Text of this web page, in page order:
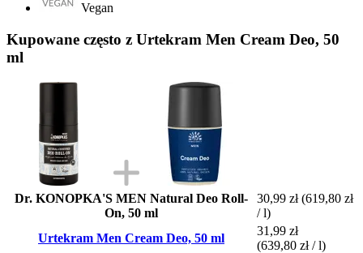
Vegan
Kupowane często z Urtekram Men Cream Deo, 50
ml
Dr. KONOPKA'S MEN Natural Deo Roll-
On, 50 ml
30,99 zł (619,80 zł
/ l)
Urtekram Men Cream Deo, 50 ml
31,99 zł
(639,80 zł / l)